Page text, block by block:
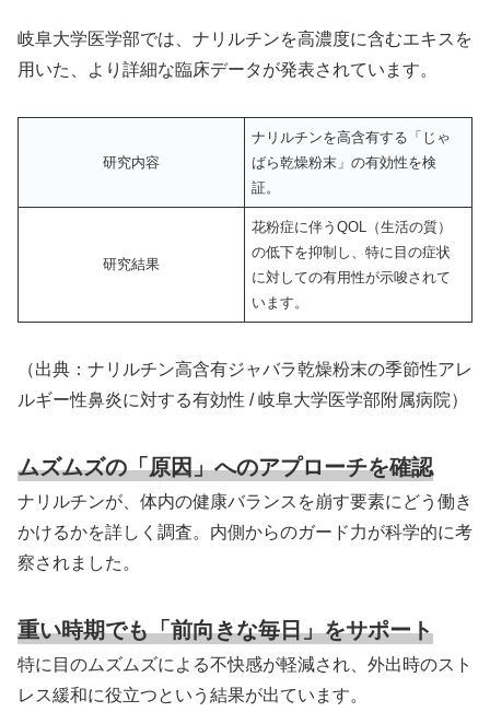
岐阜大学医学部では、ナリルチンを高濃度に含むエキスを
用いた、より詳細な臨床データが発表されています。
研究内容
ナリルチンを高含有する「じゃ
ばら乾燥粉末」の有効性を検
証。
研究結果
花粉症に伴うQOL（生活の質）
の低下を抑制し、特に目の症状
に対しての有用性が示唆されて
います。
（出典：ナリルチン高含有ジャバラ乾燥粉末の季節性アレ
ルギー性鼻炎に対する有効性 / 岐阜大学医学部附属病院）
ムズムズの「原因」へのアプローチを確認
ナリルチンが、体内の健康バランスを崩す要素にどう働き
かけるかを詳しく調査。内側からのガード力が科学的に考
察されました。
重い時期でも「前向きな毎日」をサポート
特に目のムズムズによる不快感が軽減され、外出時のスト
レス緩和に役立つという結果が出ています。